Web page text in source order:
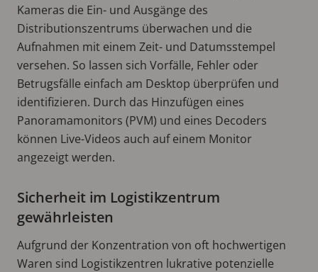
Kameras die Ein- und Ausgänge des
Distributionszentrums überwachen und die
Aufnahmen mit einem Zeit- und Datumsstempel
versehen. So lassen sich Vorfälle, Fehler oder
Betrugsfälle einfach am Desktop überprüfen und
identifizieren. Durch das Hinzufügen eines
Panoramamonitors (PVM) und eines Decoders
können Live-Videos auch auf einem Monitor
angezeigt werden.
Sicherheit im Logistikzentrum
gewährleisten
Aufgrund der Konzentration von oft hochwertigen
Waren sind Logistikzentren lukrative potenzielle